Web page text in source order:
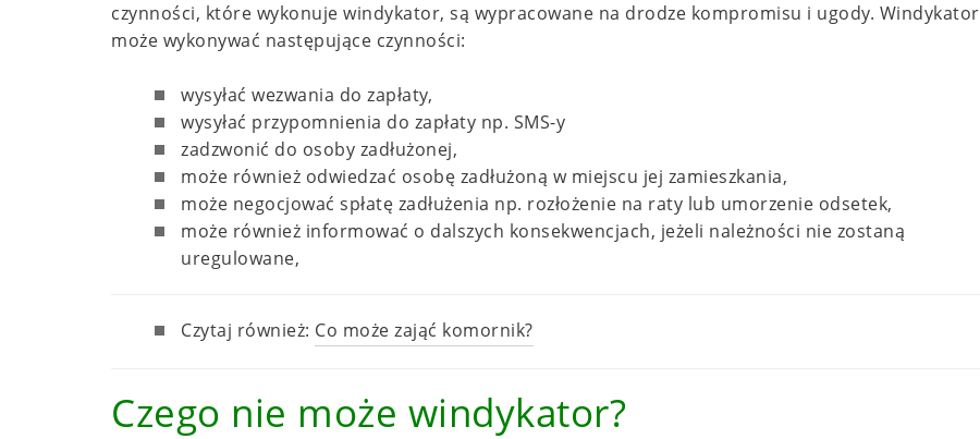
czynności, które wykonuje windykator, są wypracowane na drodze kompromisu i ugody. Windykator
może wykonywać następujące czynności:
wysyłać wezwania do zapłaty,
wysyłać przypomnienia do zapłaty np. SMS-y
zadzwonić do osoby zadłużonej,
może również odwiedzać osobę zadłużoną w miejscu jej zamieszkania,
może negocjować spłatę zadłużenia np. rozłożenie na raty lub umorzenie odsetek,
może również informować o dalszych konsekwencjach, jeżeli należności nie zostaną
uregulowane,
Czytaj również: Co może zająć komornik?
Czego nie może windykator?